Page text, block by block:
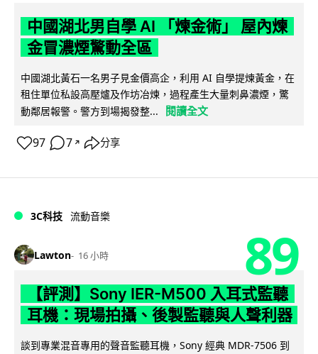
中國湖北男自學 AI 「煉金術」 屋內煉
金冒濃煙驚動全區
中國湖北黃石一名男子見金價高企，利用 AI 自學提煉黃金，在
租住單位私設高壓爐及作坊冶煉，過程產生大量刺鼻濃煙，驚
動鄰居報警。警方到場揭發整...
閱讀全文
97 7 ↗ 分享
3C科技 流動音樂
Lawton 16 小時 89
【評測】Sony IER-M500 入耳式監聽
耳機：現場拍攝、後製監聽與人聲利器
談到專業混音專用的聲音監聽耳機，Sony 經典 MDR-7506 到